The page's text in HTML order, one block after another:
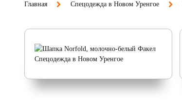
Главная Спецодежда в Новом Уренгое